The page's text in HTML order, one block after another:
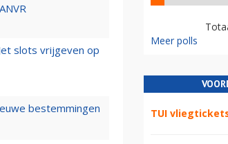
slots vrijgeven op
bestemmingen
Meer polls
TUI